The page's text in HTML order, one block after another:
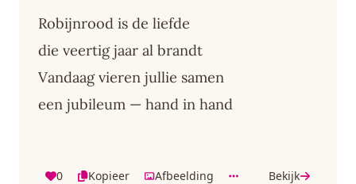
Robijnrood is de liefde
die veertig jaar al brandt
Vandaag vieren jullie samen
een jubileum — hand in hand
0 Kopieer Afbeelding Bekijk